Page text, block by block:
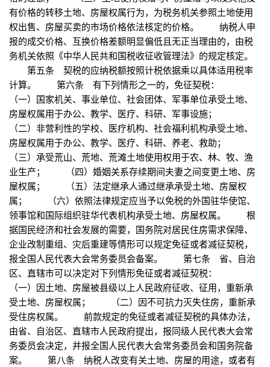
有价格的转移土地、房屋权属行为，为税务机关参照土地使用
权出售、房屋买卖的市场价格依法核定的价格。 纳税人申
报的成交价格、互换价格差额明显偏低且无正当理由的，由税
务机关依照《中华人民共和国税收征收管理法》的规定核定。
第五条 契税的应纳税额按照计税依据乘以具体适用税率
计算。 第六条 有下列情形之一的，免征契税：
（一）国家机关、事业单位、社会团体、军事单位承受土地、
房屋权属用于办公、教学、医疗、科研、军事设施；
（二）非营利性的学校、医疗机构、社会福利机构承受土地、
房屋权属用于办公、教学、医疗、科研、养老、救助；
（三）承受荒山、荒地、荒滩土地使用权用于农、林、牧、渔
业生产； （四）婚姻关系存续期间夫妻之间变更土地、房
屋权属； （五）法定继承人通过继承承受土地、房屋权
属； （六）依照法律规定应当予以免税的外国驻华使馆、
领事馆和国际组织驻华代表机构承受土地、房屋权属。 根
据国民经济和社会发展的需要，国务院对居民住房需求保障、
企业改制重组、灾后重建等情形可以规定免征或者减征契税，
报全国人民代表大会常务委员会备案。 第七条 省、自治
区、直辖市可以决定对下列情形免征或者减征契税：
（一）因土地、房屋被县级以上人民政府征收、征用，重新承
受土地、房屋权属； （二）因不可抗力灭失住房，重新承
受住房权属。 前款规定的免征或者减征契税的具体办法，
由省、自治区、直辖市人民政府提出，报同级人民代表大会常
务委员会决定，并报全国人民代表大会常务委员会和国务院备
案。 第八条 纳税人改变有关土地、房屋的用途，或者有